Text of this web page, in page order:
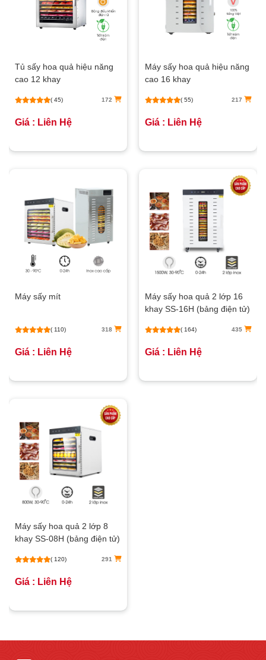
Tủ sấy hoa quả hiệu năng
cao 12 khay
( 45) 172
Giá : Liên Hệ
Máy sấy hoa quả hiệu năng
cao 16 khay
( 55) 217
Giá : Liên Hệ
Máy sấy mít
( 110) 318
Giá : Liên Hệ
Máy sấy hoa quả 2 lớp 16
khay SS-16H (bảng điện tử)
( 164) 435
Giá : Liên Hệ
Máy sấy hoa quả 2 lớp 8
khay SS-08H (bảng điện tử)
( 120) 291
Giá : Liên Hệ